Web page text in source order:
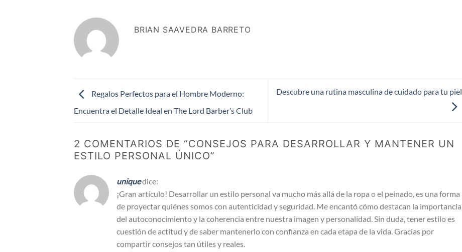
BRIAN SAAVEDRA BARRETO
Regalos Perfectos para el Hombre Moderno:
Encuentra el Detalle Ideal en The Lord Barber’s Club
Descubre una rutina masculina de cuidado para tu piel
2 COMENTARIOS DE “CONSEJOS PARA DESARROLLAR Y MANTENER UN
ESTILO PERSONAL ÚNICO”
uniquedice:
¡Gran artículo! Desarrollar un estilo personal va mucho más allá de la ropa o el peinado, es una forma
de proyectar quiénes somos con autenticidad y seguridad. Me encantó cómo destacan la importancia
del autoconocimiento y la coherencia entre nuestra imagen y personalidad. Sin duda, tener estilo es
cuestión de actitud y de saber mantenerlo con confianza en cada etapa de la vida. Gracias por
compartir consejos tan útiles y reales.